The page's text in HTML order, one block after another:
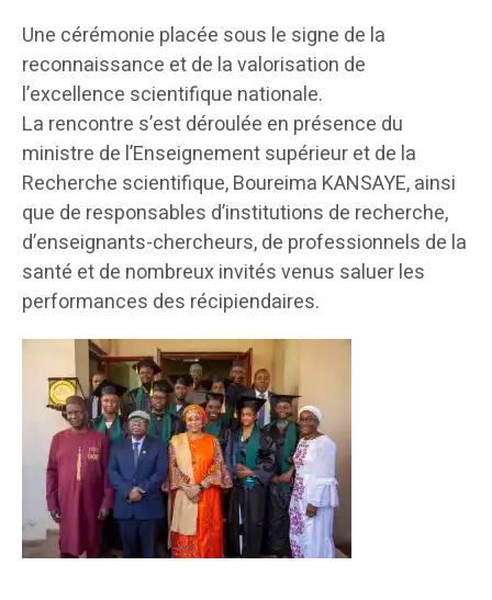
Une cérémonie placée sous le signe de la
reconnaissance et de la valorisation de
l’excellence scientifique nationale.
La rencontre s’est déroulée en présence du
ministre de l’Enseignement supérieur et de la
Recherche scientifique, Boureima KANSAYE, ainsi
que de responsables d’institutions de recherche,
d’enseignants-chercheurs, de professionnels de la
santé et de nombreux invités venus saluer les
performances des récipiendaires.